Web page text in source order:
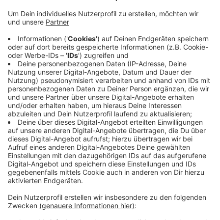
Anzeige
Deshalb ist der Bürgerservice ab Donnerstag(12.12.)
bis einschließlich Montag(16.12.) geschlossen. Die alte
Software für die Einwohnerdatenbank wird nicht mehr
bedient, deshalb müssen auch hier bei uns viele
Rathäuser umrüsten. Einfach ist das nicht, weil sich die
Software teilweise mit den vorhandenen Geräten nicht
verträgt. Isselburg ist aber guter Dinge, dass ab
nächster Woche Dienstag(17.12.) alles wieder läuft.
Anzeige